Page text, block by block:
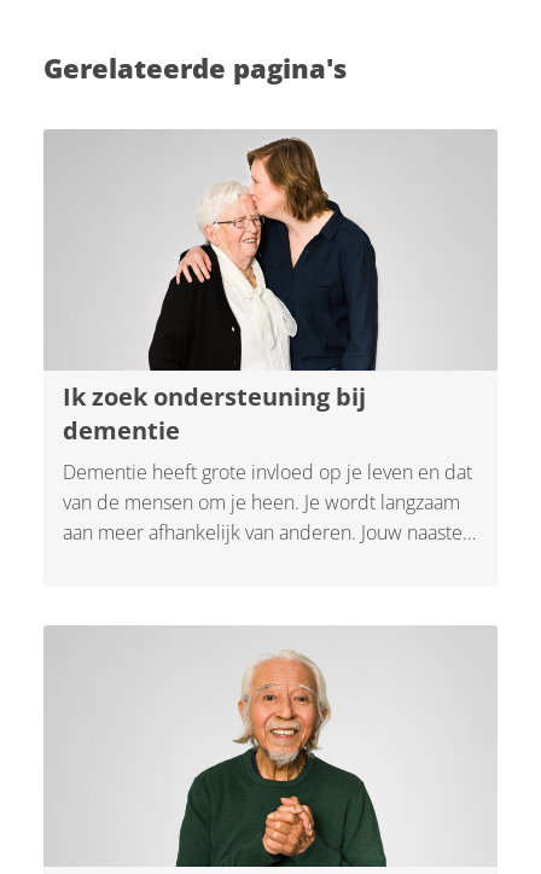
Gerelateerde pagina's
Ik zoek ondersteuning bij
dementie
Dementie heeft grote invloed op je leven en dat
van de mensen om je heen. Je wordt langzaam
aan meer afhankelijk van anderen. Jouw naasten
eerste niet pluis gevoel tot zwaardere zorg in
een later stadium van dementie.